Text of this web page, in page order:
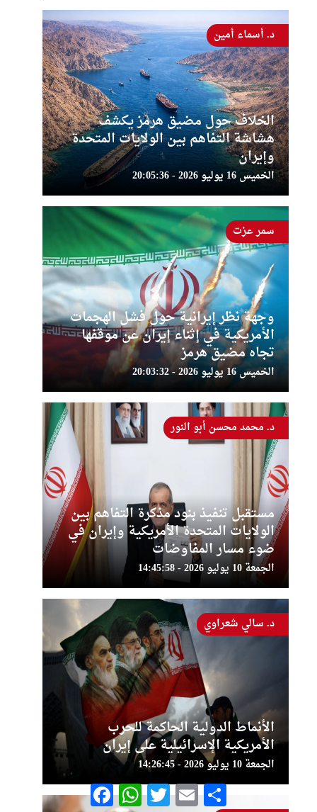
الخلاف حول مضيق هرمز يكشف
هشاشة التفاهم بين الولايات المتحدة
وإيران
الخميس 16 يوليو 2026 - 20:05:36
د. أسماء أمين
وجهة نظر إيرانية حول فشل الهجمات
الأمريكية في إثناء إيران عن موقفها
تجاه مضيق هرمز
الخميس 16 يوليو 2026 - 20:03:32
سمر عزت
مستقبل تنفيذ بنود مذكرة التفاهم بين
الولايات المتحدة الأمريكية وإيران في
ضوء مسار المفاوضات
الجمعة 10 يوليو 2026 - 14:45:58
د. محمد محسن أبو النور
الأنماط الدولية الحاكمة للحرب
الأمريكية الإسرائيلية على إيران
الجمعة 10 يوليو 2026 - 14:26:45
د. سالي شعراوي
FacebookWhatsAppTwitter Email Share